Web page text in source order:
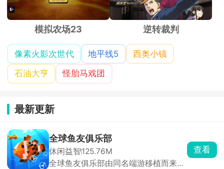
模拟农场23 逆转裁判
像素火影次世代 地平线5
西奥小镇
石油大亨
怪胎马戏团
最新更新
全球鱼友俱乐部
休闲益智125.76M
全球鱼友俱乐部由同名端游移植而来，
查看